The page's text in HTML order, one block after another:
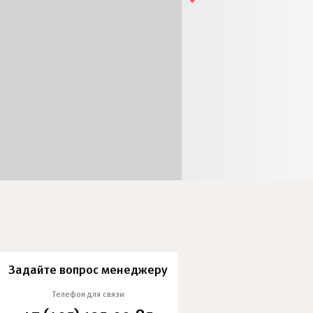
Задайте вопрос менеджеру
Телефон для связи